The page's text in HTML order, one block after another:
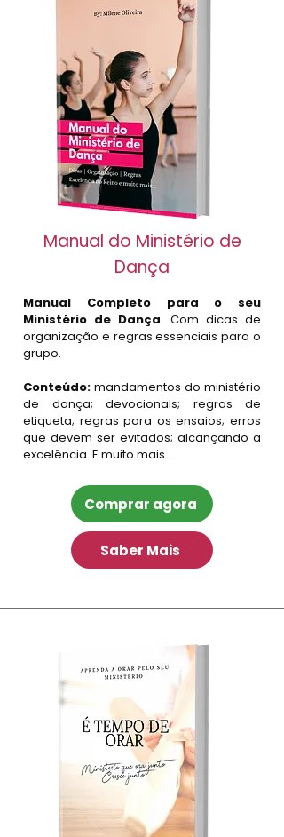
Manual do Ministério de
Dança
Manual Completo para o seu
Ministério de Dança. Com dicas de
organização e regras essenciais para o
grupo.
Conteúdo: mandamentos do ministério
de dança; devocionais; regras de
etiqueta; regras para os ensaios; erros
que devem ser evitados; alcançando a
excelência. E muito mais...
Comprar agora
Saber Mais